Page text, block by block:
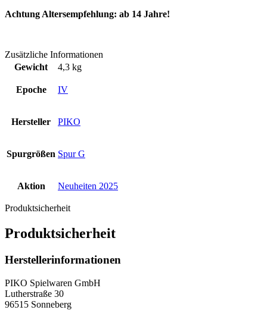
Achtung Altersempfehlung: ab 14 Jahre!
Zusätzliche Informationen
Gewicht
4,3 kg
Epoche IV
Hersteller PIKO
Spurgrößen Spur G
Aktion Neuheiten 2025
Produktsicherheit
Produktsicherheit
Herstellerinformationen
PIKO Spielwaren GmbH
Lutherstraße 30
96515 Sonneberg